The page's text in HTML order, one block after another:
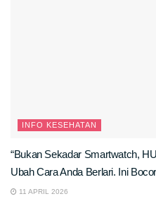
INFO KESEHATAN
“Bukan Sekadar Smartwatch,
Ubah Cara Anda Berlari. Ini
11 APRIL 2026